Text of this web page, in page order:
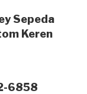
Sepeda
Keren
6858